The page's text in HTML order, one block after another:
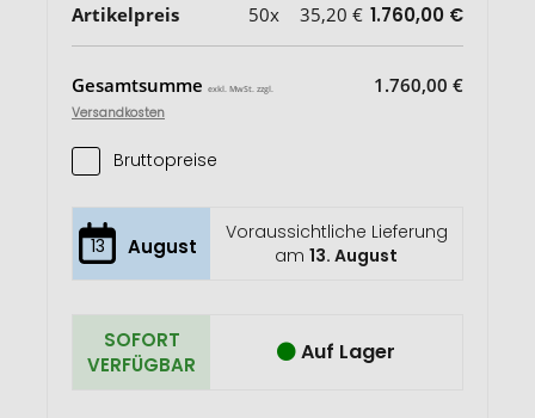
Artikelpreis 50x 35,20 € 1.760,00 €
Gesamtsumme exkl. MwSt. zzgl.
Versandkosten
1.760,00 €
Bruttopreise
13 August
Voraussichtliche Lieferung
am13. August
SOFORT
VERFÜGBAR
Auf Lager